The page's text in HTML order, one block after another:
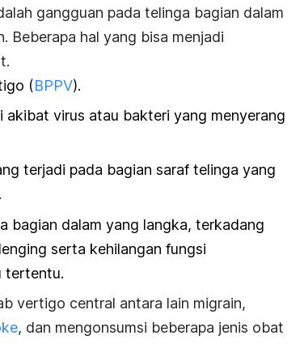
gangguan pada telinga bagian dalam
Beberapa hal yang bisa menjadi
(BPPV).
akibat virus atau bakteri yang menyerang
terjadi pada bagian saraf telinga yang
bagian dalam yang langka, terkadang
serta kehilangan fungsi
tertentu.
vertigo central antara lain migrain,
, dan mengonsumsi beberapa jenis obat